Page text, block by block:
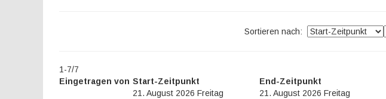
Sortieren nach:
1-7/7
Eingetragen von Start-Zeitpunkt End-Zeitpunkt
21. August 2026 Freitag
21. August 2026 Freitag